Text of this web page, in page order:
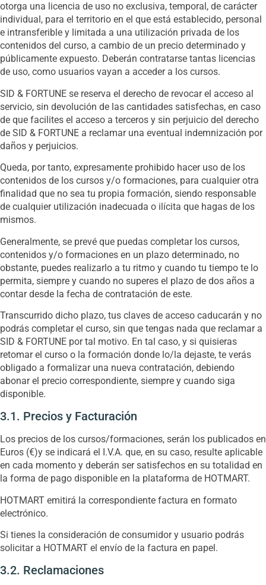
otorga una licencia de uso no exclusiva, temporal, de carácter
individual, para el territorio en el que está establecido, personal
e intransferible y limitada a una utilización privada de los
contenidos del curso, a cambio de un precio determinado y
públicamente expuesto. Deberán contratarse tantas licencias
de uso, como usuarios vayan a acceder a los cursos.
SID & FORTUNE se reserva el derecho de revocar el acceso al
servicio, sin devolución de las cantidades satisfechas, en caso
de que facilites el acceso a terceros y sin perjuicio del derecho
de SID & FORTUNE a reclamar una eventual indemnización por
daños y perjuicios.
Queda, por tanto, expresamente prohibido hacer uso de los
contenidos de los cursos y/o formaciones, para cualquier otra
finalidad que no sea tu propia formación, siendo responsable
de cualquier utilización inadecuada o ilícita que hagas de los
mismos.
Generalmente, se prevé que puedas completar los cursos,
contenidos y/o formaciones en un plazo determinado, no
obstante, puedes realizarlo a tu ritmo y cuando tu tiempo te lo
permita, siempre y cuando no superes el plazo de dos años a
contar desde la fecha de contratación de este.
Transcurrido dicho plazo, tus claves de acceso caducarán y no
podrás completar el curso, sin que tengas nada que reclamar a
SID & FORTUNE por tal motivo. En tal caso, y si quisieras
retomar el curso o la formación donde lo/la dejaste, te verás
obligado a formalizar una nueva contratación, debiendo
abonar el precio correspondiente, siempre y cuando siga
disponible.
3.1. Precios y Facturación
Los precios de los cursos/formaciones, serán los publicados en
Euros (€)y se indicará el I.V.A. que, en su caso, resulte aplicable
en cada momento y deberán ser satisfechos en su totalidad en
la forma de pago disponible en la plataforma de HOTMART.
HOTMART emitirá la correspondiente factura en formato
electrónico.
Si tienes la consideración de consumidor y usuario podrás
solicitar a HOTMART el envío de la factura en papel.
3.2. Reclamaciones